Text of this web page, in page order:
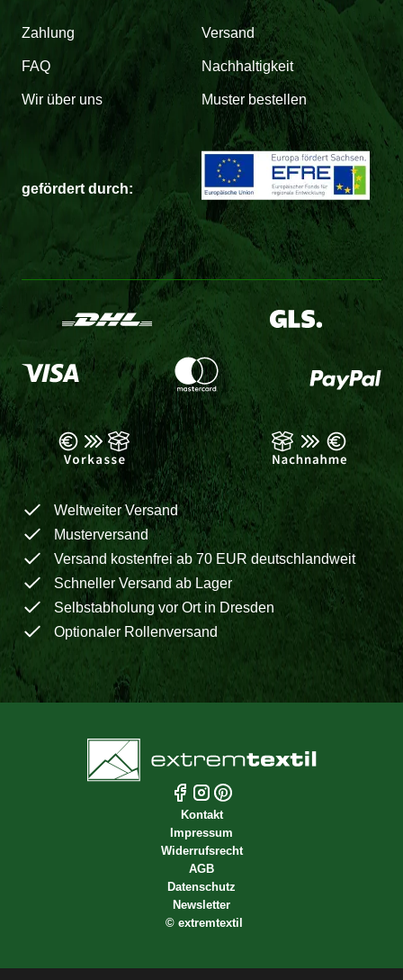
Zahlung Versand
FAQ Nachhaltigkeit
Wir über uns Muster bestellen
gefördert durch:
Weltweiter Versand
Musterversand
Versand kostenfrei ab 70 EUR deutschlandweit
Schneller Versand ab Lager
Selbstabholung vor Ort in Dresden
Optionaler Rollenversand
Kontakt
Impressum
Widerrufsrecht
AGB
Datenschutz
Newsletter
© extremtextil